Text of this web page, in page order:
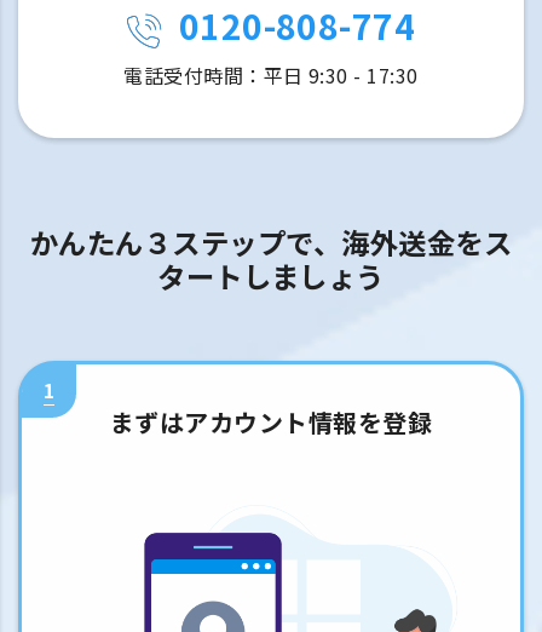
0120-808-774
電話受付時間：平日 9:30 - 17:30
かんたん３ステップで、海外送金をス
タートしましょう
1
まずはアカウント情報を登録